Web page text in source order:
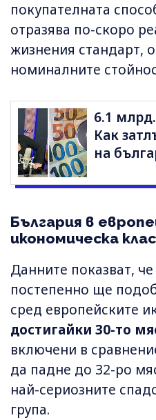
покупателната
отразява по-скоро
жизнения стандарт,
номиналните
6.1
Как
на
България в
икономическа
Данните показват,
постепенно ще
сред европейските
достигайки 30-то
включени в
да падне до 32-ро
най-сериозните
група.